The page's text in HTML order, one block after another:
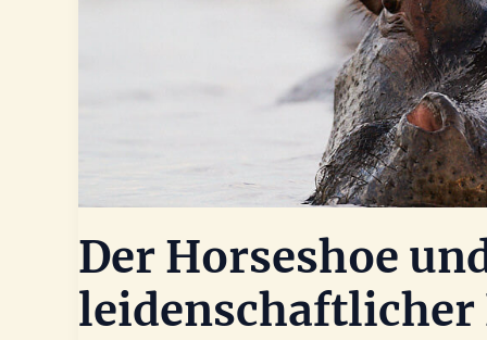
Der Horseshoe
leidenschaftlicher